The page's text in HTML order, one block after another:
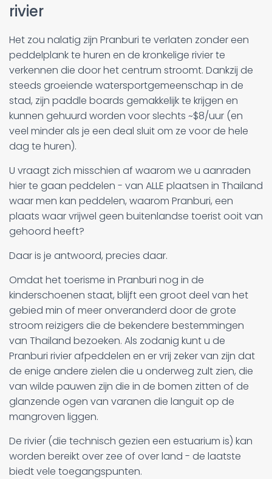
rivier
Het zou nalatig zijn Pranburi te verlaten zonder een
peddelplank te huren en de kronkelige rivier te
verkennen die door het centrum stroomt. Dankzij de
steeds groeiende watersportgemeenschap in de
stad, zijn paddle boards gemakkelijk te krijgen en
kunnen gehuurd worden voor slechts ~$8/uur (en
veel minder als je een deal sluit om ze voor de hele
dag te huren).
U vraagt zich misschien af waarom we u aanraden
hier te gaan peddelen - van ALLE plaatsen in Thailand
waar men kan peddelen, waarom Pranburi, een
plaats waar vrijwel geen buitenlandse toerist ooit van
gehoord heeft?
Daar is je antwoord, precies daar.
Omdat het toerisme in Pranburi nog in de
kinderschoenen staat, blijft een groot deel van het
gebied min of meer onveranderd door de grote
stroom reizigers die de bekendere bestemmingen
van Thailand bezoeken. Als zodanig kunt u de
Pranburi rivier afpeddelen en er vrij zeker van zijn dat
de enige andere zielen die u onderweg zult zien, die
van wilde pauwen zijn die in de bomen zitten of de
glanzende ogen van varanen die languit op de
mangroven liggen.
De rivier (die technisch gezien een estuarium is) kan
worden bereikt over zee of over land - de laatste
biedt vele toegangspunten.